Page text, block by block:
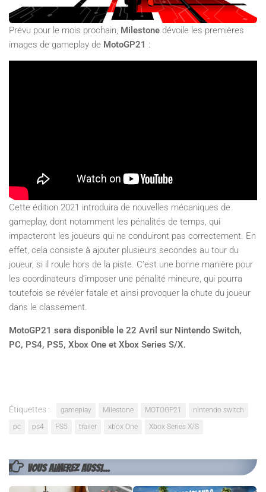
Prévu pour le mois prochain, Milestone dévoile les premières
images de gameplay de MotoGP21 :
Cette édition 2021 introduira de nouvelles mécaniques de
gameplay, dont notamment les pénalités de temps, qui
impacteront les joueurs qui ne conduiront pas correctement. En
effet, cela consiste à ajouter plusieurs secondes au tour du
joueur, si il roule hors de la piste. C’est une bonne manière pour
les coordinateurs d’imposer une pénalité mineure, qui pourra
toutefois se révéler fatale et ainsi provoquer la chute du joueur
dans le classement.
MotoGP21 sera disponible le 22 Avril sur Nintendo Switch,
PC, PS4, PS5, Xbox One et Xbox Series S/X.
Étiquettes : gameplay Milestone MOTOGP21
nintendo switch
pc
ps4 PS5 trailer xbox One Xbox Series X/S
VOUS AIMEREZ AUSSI...